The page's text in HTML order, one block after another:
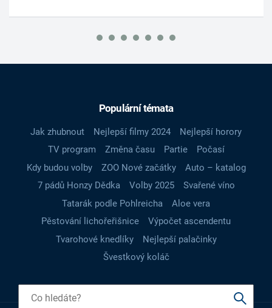
Populární témata
Jak zhubnout Nejlepší filmy 2024
Nejlepší horory
TV program
Změna času Partie
Počasí
Kdy budou volby
ZOO Nové začátky
Auto – katalog
7 pádů Honzy Dědka
Volby 2025
Svařené víno
Tatarák podle Pohlreicha
Aloe vera
Pěstování lichořeřišnice
Výpočet ascendentu
Tvarohové knedlíky
Nejlepší palačinky
Švestkový koláč